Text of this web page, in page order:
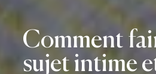
Comment
sujet intime